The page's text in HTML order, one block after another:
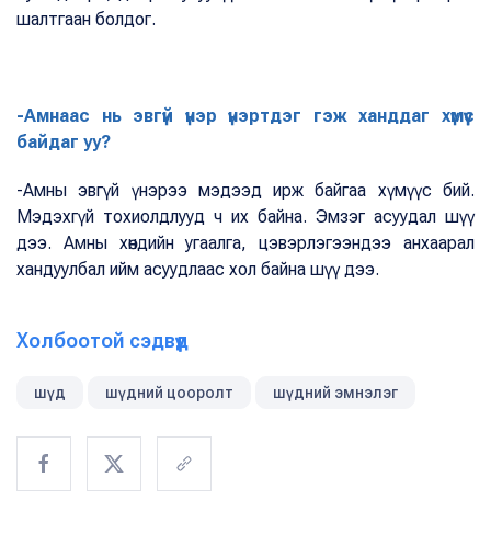
шалтгаан болдог.
-Амнаас нь эвгүй үнэр үнэртдэг гэж ханддаг хүмүүс
байдаг уу?
-Амны эвгүй үнэрээ мэдээд ирж байгаа хүмүүс бий.
Мэдэхгүй тохиолдлууд ч их байна. Эмзэг асуудал шүү
дээ. Амны хөндийн угаалга, цэвэрлэгээндээ анхаарал
хандуулбал ийм асуудлаас хол байна шүү дээ.
Холбоотой сэдвүүд
шүд шүдний цооролт шүдний эмнэлэг